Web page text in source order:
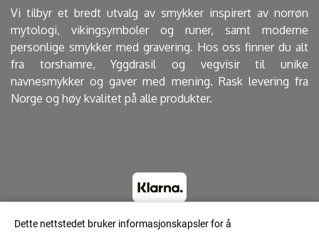
Vi tilbyr et bredt utvalg av smykker inspirert av norrøn
mytologi, vikingsymboler og runer, samt moderne
personlige smykker med gravering. Hos oss finner du alt
fra torshamre, Yggdrasil og vegvisir til unike
navnesmykker og gaver med mening. Rask levering fra
Norge og høy kvalitet på alle produkter.
Dette nettstedet bruker informasjonskapsler for å